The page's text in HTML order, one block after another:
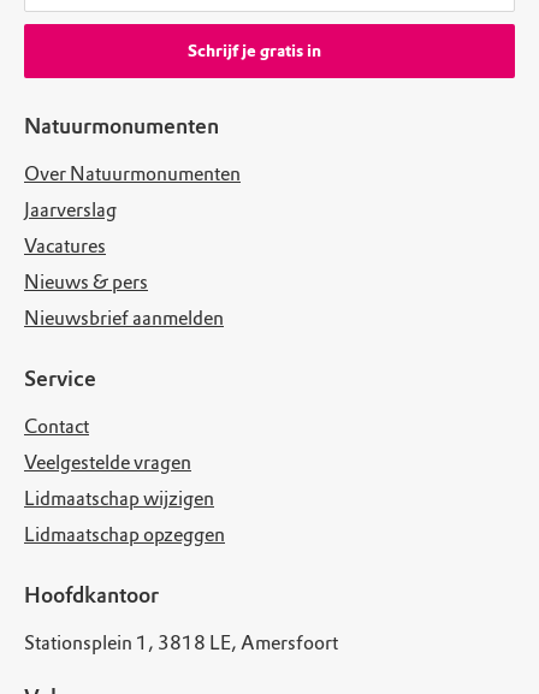
Natuurmonumenten
Over Natuurmonumenten
Jaarverslag
Vacatures
Nieuws & pers
Nieuwsbrief aanmelden
Service
Contact
Veelgestelde vragen
Lidmaatschap wijzigen
Lidmaatschap opzeggen
Hoofdkantoor
Stationsplein 1, 3818 LE, Amersfoort
Schrijf je gratis in